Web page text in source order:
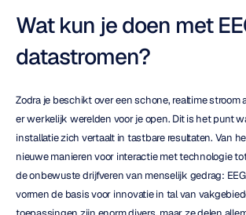
Wat kun je doen met
datastromen?
Zodra je beschikt over een schone, realtime stroom
er werkelijk werelden voor je open. Dit is het punt
installatie zich vertaalt in tastbare resultaten. Van
nieuwe manieren voor interactie met technologie
de onbewuste drijfveren van menselijk gedrag:
vormen de basis voor innovatie in tal van